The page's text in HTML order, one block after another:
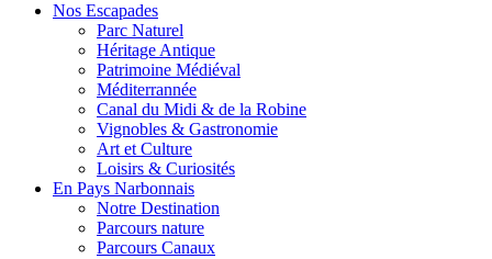
Nos Escapades
Parc Naturel
Héritage Antique
Patrimoine Médiéval
Méditerrannée
Canal du Midi & de la Robine
Vignobles & Gastronomie
Art et Culture
Loisirs & Curiosités
En Pays Narbonnais
Notre Destination
Parcours nature
Parcours Canaux